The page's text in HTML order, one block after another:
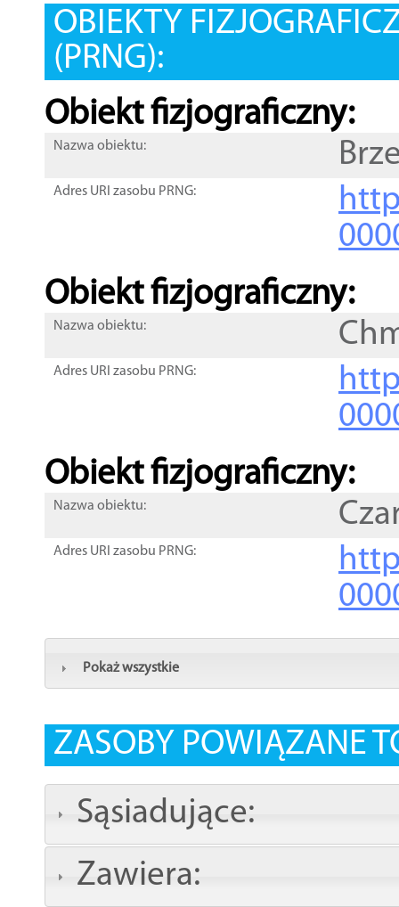
OBIEKTY
(PRNG):
Obiekt fizjograficzny:
Nazwa obiektu:
Adres URI zasobu PRNG:
Obiekt fizjograficzny:
Nazwa obiektu:
Adres URI zasobu PRNG:
Obiekt fizjograficzny:
Nazwa obiektu:
Adres URI zasobu PRNG:
Pokaż wszystkie
ZASOBY POWIĄZANE
Sąsiadujące:
Zawiera: